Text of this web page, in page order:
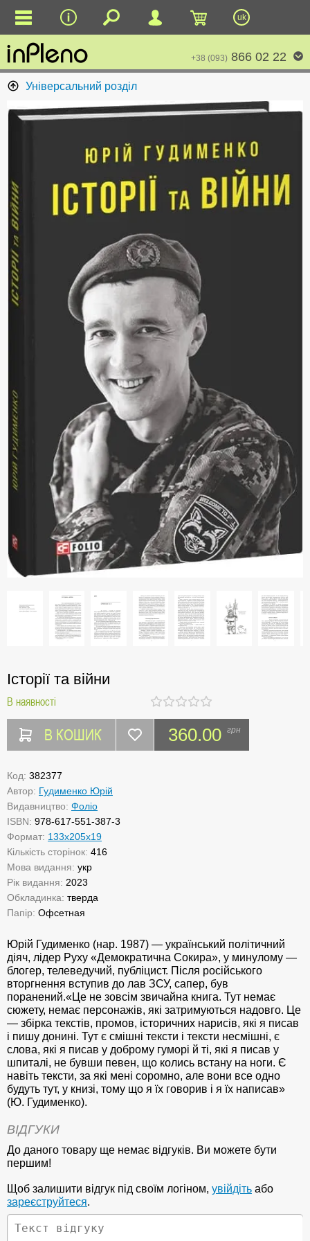
uk
+38 (093) 866 02 22
Універсальний розділ
Історії та війни
В наявності
В КОШИК 360.00 грн
Код: 382377
Автор: Гудименко Юрій
Видавництво: Фоліо
ISBN: 978-617-551-387-3
Формат: 133х205х19
Кількість сторінок: 416
Мова видання: укр
Рік видання: 2023
Обкладинка: тверда
Папір: Офсетная
Юрій Гудименко (нар. 1987) — український політичний
діяч, лідер Руху «Демократична Сокира», у минулому —
блогер, телеведучий, публіцист. Після російського
вторгнення вступив до лав ЗСУ, сапер, був
поранений.«Це не зовсім звичайна книга. Тут немає
сюжету, немає персонажів, які затримуються надовго. Це
— збірка текстів, промов, історичних нарисів, які я писав
і пишу донині. Тут є смішні тексти і тексти несмішні, є
слова, які я писав у доброму гуморі й ті, які я писав у
шпиталі, не бувши певен, що колись встану на ноги. Є
навіть тексти, за які мені соромно, але вони все одно
будуть тут, у книзі, тому що я їх говорив і я їх написав»
(Ю. Гудименко).
ВІДГУКИ
До даного товару ще немає відгуків. Ви можете бути
першим!
Щоб залишити відгук під своїм логіном, увійдіть або
зареєструйтеся.